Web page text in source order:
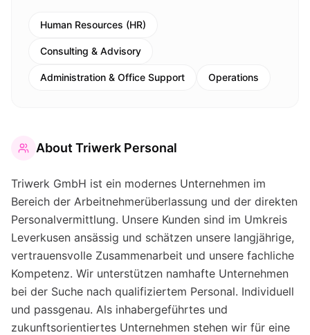
Human Resources (HR)
Consulting & Advisory
Administration & Office Support Operations
About Triwerk Personal
Triwerk GmbH ist ein modernes Unternehmen im
Bereich der Arbeitnehmerüberlassung und der direkten
Personalvermittlung. Unsere Kunden sind im Umkreis
Leverkusen ansässig und schätzen unsere langjährige,
vertrauensvolle Zusammenarbeit und unsere fachliche
Kompetenz. Wir unterstützen namhafte Unternehmen
bei der Suche nach qualifiziertem Personal. Individuell
und passgenau. Als inhabergeführtes und
zukunftsorientiertes Unternehmen stehen wir für eine